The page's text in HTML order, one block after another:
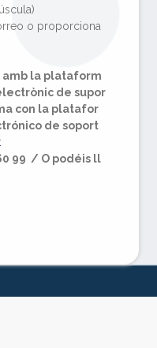
o proporciona
amb la plataform
de supor
con la platafor
de soport
99 / O podéis ll